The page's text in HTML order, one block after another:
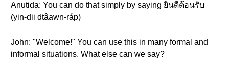
Anutida: You can do that simply by saying ยินดีต้อนรับ
(yin-dii dtâawn-ráp)
John: "Welcome!" You can use this in many formal and
informal situations. What else can we say?